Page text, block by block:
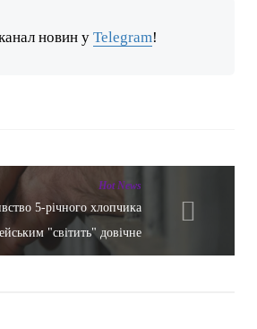
новин уTelegram!
Hot News
5-річного хлопчика
"світить" довічне